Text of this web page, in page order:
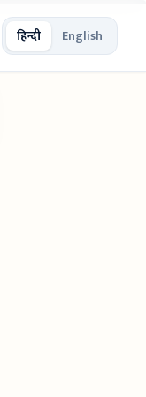
हिन्दी English